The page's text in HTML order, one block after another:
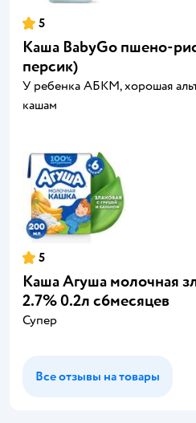
5
Каша BabyGo пшено-
персик)
У ребенка АБКМ, хорошая
кашам
5
Каша Агуша молочная
2.7% 0.2л с6месяцев
Супер
Все отзывы на товары